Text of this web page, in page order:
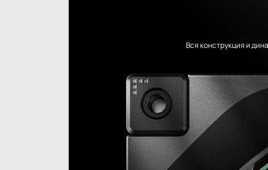
Вся конструкция и